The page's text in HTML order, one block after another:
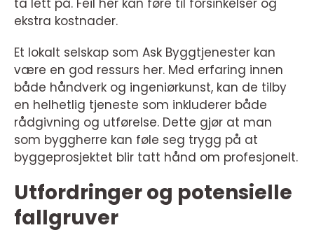
ta lett på. Feil her kan føre til forsinkelser og
ekstra kostnader.
Et lokalt selskap som Ask Byggtjenester kan
være en god ressurs her. Med erfaring innen
både håndverk og ingeniørkunst, kan de tilby
en helhetlig tjeneste som inkluderer både
rådgivning og utførelse. Dette gjør at man
som byggherre kan føle seg trygg på at
byggeprosjektet blir tatt hånd om profesjonelt.
Utfordringer og potensielle
fallgruver